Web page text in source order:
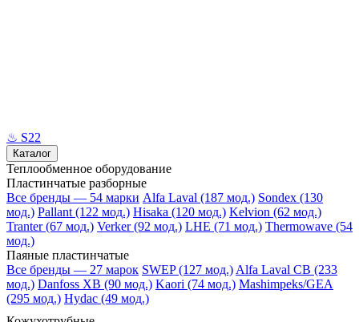
♨ S22
Каталог
Теплообменное оборудование
Пластинчатые разборные
Все бренды — 54 марки Alfa Laval (187 мод.) Sondex (130
мод.) Pallant (122 мод.) Hisaka (120 мод.) Kelvion (62 мод.)
Tranter (67 мод.) Verker (92 мод.) LHE (71 мод.) Thermowave (54
мод.)
Паяные пластинчатые
Все бренды — 27 марок SWEP (127 мод.) Alfa Laval CB (233
мод.) Danfoss XB (90 мод.) Kaori (74 мод.) Mashimpeks/GEA
(295 мод.) Hydac (49 мод.)